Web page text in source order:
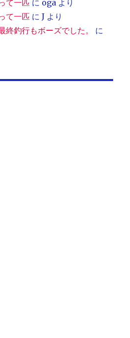
て一匹 に oga より
て一匹 にJ より
終釣行もボーズでした。
に